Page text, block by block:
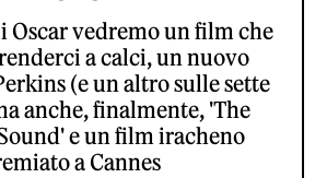
Oscar vedremo un film che
a calci, un nuovo
(e un altro sulle sette
anche, finalmente, 'The
e un film iracheno
a Cannes